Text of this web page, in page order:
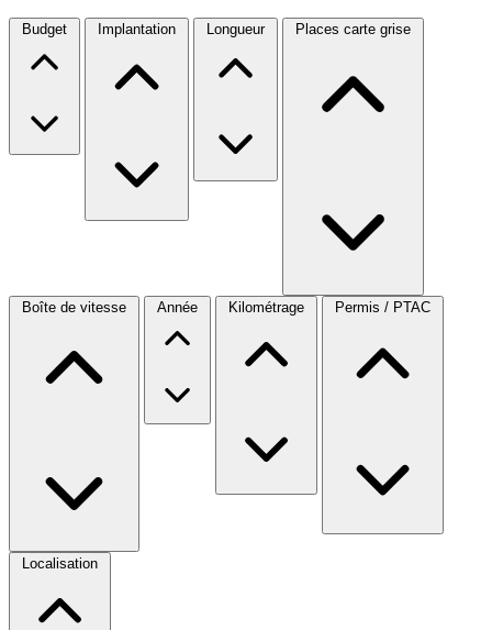
Budget Implantation Longueur Places carte grise
Boîte de vitesse Année Kilométrage Permis / PTAC
Localisation